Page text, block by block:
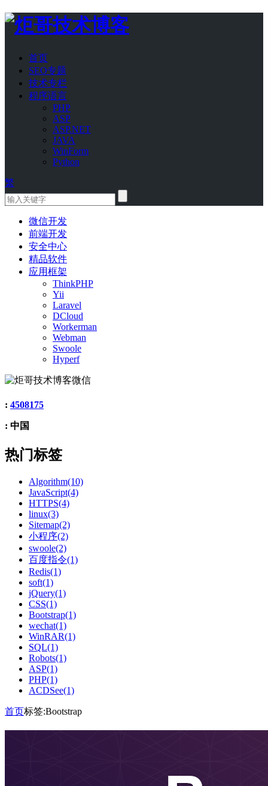
首页
SEO专题
技术专栏
程序语言
PHP
ASP
ASP.NET
JAVA
WinForm
Python
繁
微信开发
前端开发
安全中心
精品软件
应用框架
ThinkPHP
Yii
Laravel
DCloud
Workerman
Webman
Swoole
Hyperf
: 4508175
: 中国
热门标签
Algorithm(10)
JavaScript(4)
HTTPS(4)
linux(3)
Sitemap(2)
小程序(2)
swoole(2)
百度指令(1)
Redis(1)
soft(1)
jQuery(1)
CSS(1)
Bootstrap(1)
wechat(1)
WinRAR(1)
SQL(1)
Robots(1)
ASP(1)
PHP(1)
ACDSee(1)
首页标签:Bootstrap